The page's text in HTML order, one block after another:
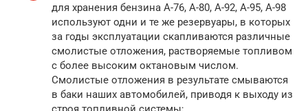
для хранения бензина А-76, А-80, А-92, А-95, А-98
используют одни и те же резервуары, в которых
за годы эксплуатации скапливаются различные
смолистые отложения, растворяемые топливом
с более высоким октановым числом.
Смолистые отложения в результате смываются
в баки наших автомобилей, приводя к выходу из